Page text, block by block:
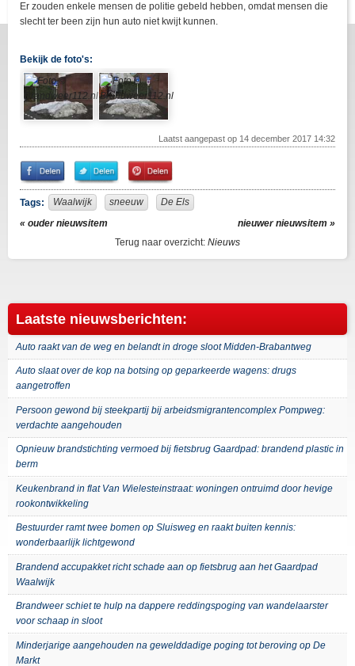
Er zouden enkele mensen de politie gebeld hebben, omdat mensen die
slecht ter been zijn hun auto niet kwijt kunnen.
Bekijk de foto's:
Laatst aangepast op 14 december 2017 14:32
Share
on
Facebook
Share
on
Twitter
Pin
It!
Tags: Waalwijk sneeuw
De Els
« ouder nieuwsitem
nieuwer nieuwsitem »
Terug naar overzicht: Nieuws
Laatste nieuwsberichten:
Auto raakt van de weg en belandt in droge sloot Midden-Brabantweg
Auto slaat over de kop na botsing op geparkeerde wagens: drugs
aangetroffen
Persoon gewond bij steekpartij bij arbeidsmigrantencomplex Pompweg:
verdachte aangehouden
Opnieuw brandstichting vermoed bij fietsbrug Gaardpad: brandend plastic in
berm
Keukenbrand in flat Van Wielesteinstraat: woningen ontruimd door hevige
rookontwikkeling
Bestuurder ramt twee bomen op Sluisweg en raakt buiten kennis:
wonderbaarlijk lichtgewond
Brandend accupakket richt schade aan op fietsbrug aan het Gaardpad
Waalwijk
Brandweer schiet te hulp na dappere reddingspoging van wandelaarster
voor schaap in sloot
Minderjarige aangehouden na gewelddadige poging tot beroving op De
Markt